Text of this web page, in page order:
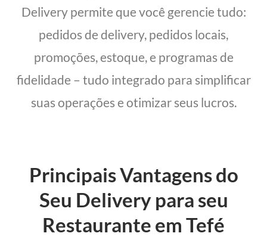
Delivery permite que você gerencie tudo:
pedidos de delivery, pedidos locais,
promoções, estoque, e programas de
fidelidade – tudo integrado para simplificar
suas operações e otimizar seus lucros.
Principais Vantagens do
Seu Delivery para seu
Restaurante em Tefé